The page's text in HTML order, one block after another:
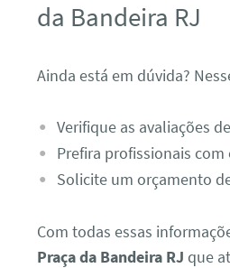
da Bandeira RJ
Ainda está em dúvida?
Verifique as avaliações
Prefira profissionais
Solicite um orçamento
Com todas essas
Praça da Bandeira RJ que